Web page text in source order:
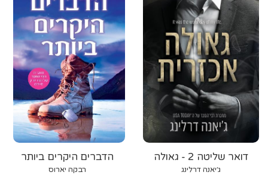
הדברים היקרים ביותר
רבקה יארוס
דואר שליטה 2 - גאולה
אכזרית
ג׳יאנה דרלינג